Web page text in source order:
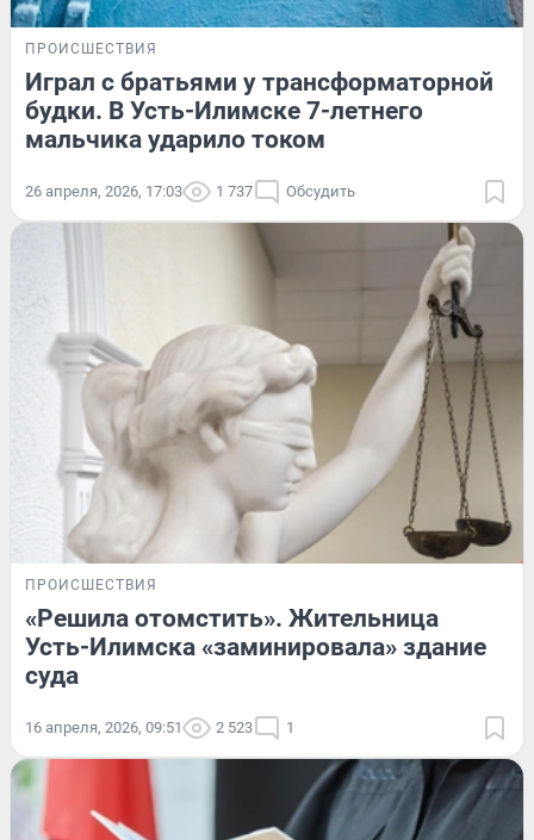
ПРОИСШЕСТВИЯ
Играл с братьями у трансформаторной
будки. В Усть-Илимске 7-летнего
мальчика ударило током
26 апреля, 2026, 17:03 1 737 Обсудить
ПРОИСШЕСТВИЯ
«Решила отомстить». Жительница
Усть-Илимска «заминировала» здание
суда
16 апреля, 2026, 09:51 2 523 1